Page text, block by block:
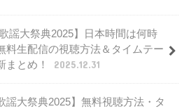
歌謡大祭典2025】日本時間は何時
料生配信の視聴方法＆タイムテー
まとめ！
2025.12.31
謡大祭典2025】無料視聴方法・タ